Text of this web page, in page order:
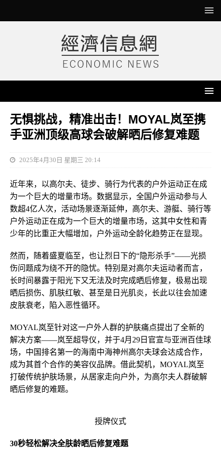
无惧挑战，精准出击！MOYAL岚至携
手亚洲顶级高球会破解晒后修复难题
2025年4月30日 星期三 20:14
近年来，以高尔夫、徒步、骑行为代表的户外运动正在成
为一个巨大的增量市场。数据显示，全国户外运动参与人
数超4亿人次，活动场景逐渐延伸，高尔夫、游艇、骑行等
户外运动正在成为一个巨大的增量市场，这其中女性和青
少年的比重正大幅增加，户外运动全龄化趋势正在显现。
然而，随着盛夏临至，也让烈日下的“隐形杀手”——光损
伤问题成为绕不开的隐忧。特别是对高尔夫运动者而言，
长时间暴露于阳光下又无法及时完成晒后修复，极易出现
晒后损伤、肌肤红敏、甚至是日光肌炎，长此以往会加速
皮肤衰老，陷入恶性循环。
MOYAL岚至针对这一户外人群的护肤痛点提出了全新的
解决方案——岚至超导仪，并于4月29日官宣与亚洲百佳球
场，中国排名第一的海南中海神州高尔夫球会达成合作，
成为其首个合作的美容仪品牌。借此契机，MOYAL岚至
打破传统护肤场景，从居家走向户外，为高尔夫人群破解
晒后修复的难题。
授牌仪式
30秒轻松解决全肤龄晒后修复难题